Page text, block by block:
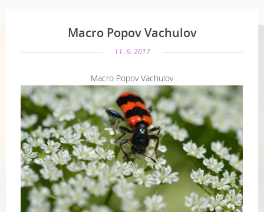
Macro Popov Vachulov
11. 6. 2017
Macro Popov Vachulov